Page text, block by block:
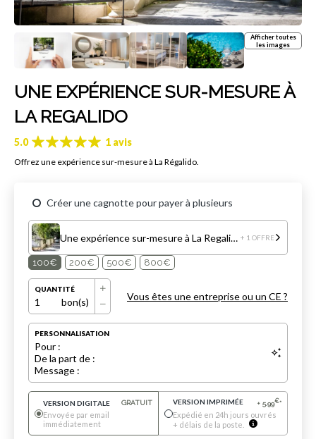
Afficher toutes
les images
UNE EXPÉRIENCE SUR-MESURE À
LA REGALIDO
5.0 1 avis
Offrez une expérience sur-mesure à La Régalido.
Créer une cagnotte pour payer à plusieurs
Une expérience sur-mesure à La Regalido + 1 OFFRE
100€ 200€ 500€ 800€
QUANTITÉ
1 bon(s) Vous êtes une entreprise ou un CE ?
PERSONNALISATION
Pour :
De la part de :
Message :
VERSION DIGITALE GRATUIT
Envoyée par email
immédiatement
VERSION IMPRIMÉE + 5.99€*
Expédié en 24h jours ouvrés
+ délais de la poste.